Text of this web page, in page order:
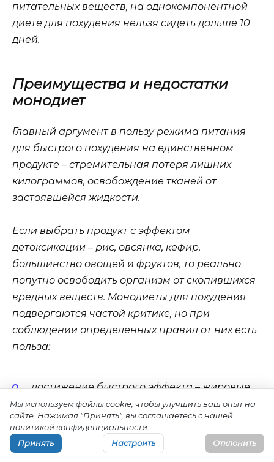
питательных веществ, на однокомпонентной
диете для похудения нельзя сидеть дольше 10
дней.
Преимущества и недостатки
монодиет
Главный аргумент в пользу режима питания
для быстрого похудения на единственном
продукте – стремительная потеря лишних
килограммов, освобождение тканей от
застоявшейся жидкости.
Если выбрать продукт с эффектом
детоксикации – рис, овсянка, кефир,
большинство овощей и фруктов, то реально
попутно освободить организм от скопившихся
вредных веществ. Монодиеты для похудения
подвергаются частой критике, но при
соблюдении определенных правил от них есть
польза:
достижение быстрого эффекта – жировые
отложения тают на глазах;
простота монодиеты – не приходится много
готовить;
Мы используем файлы cookie, чтобы улучшить ваш опыт на
сайте. Нажимая "Принять", вы соглашаетесь с нашей
политикой конфиденциальности.
Принять
Настроить Отклонить